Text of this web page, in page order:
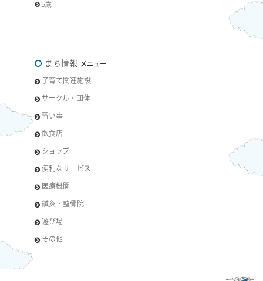
5歳
まち情報 メニュー
子育て関連施設
サークル・団体
習い事
飲食店
ショップ
便利なサービス
医療機関
鍼灸・整骨院
遊び場
その他